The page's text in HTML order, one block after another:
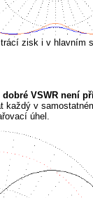
zisk i v
dobré VSWR není
v
úhel.